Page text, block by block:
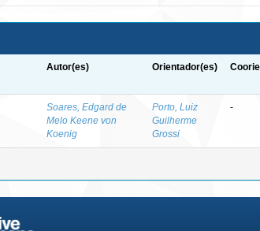
Autor(es) Orientador(es)
Soares, Edgard de
Melo Keene von
Koenig
Porto, Luiz
Guilherme
Grossi
-